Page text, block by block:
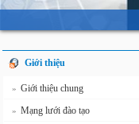
Giới thiệu
» Giới thiệu chung
» Mạng lưới đào tạo